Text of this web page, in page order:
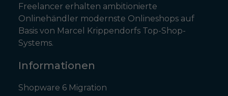
Freelancer erhalten ambitionierte
Onlinehändler modernste Onlineshops auf
Basis von Marcel Krippendorfs Top-Shop-
Systems.
Informationen
Shopware 6 Migration